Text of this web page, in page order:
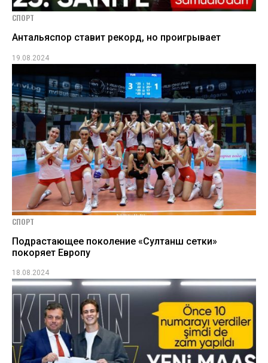
СПОРТ
Антальяспор ставит рекорд, но проигрывает
19.08.2024
СПОРТ
Подрастающее поколение «Султанш сетки»
покоряет Европу
18.08.2024